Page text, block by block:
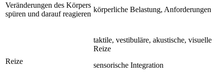
Veränderungen des Körpers
spüren und darauf reagieren
körperliche Belastung, Anforderungen
Reize
taktile, vestibuläre, akustische, visuelle
Reize
sensorische Integration